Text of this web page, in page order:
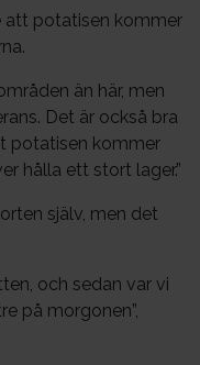
att potatisen kommer
än här, men
Det är också bra
potatisen kommer
hålla ett stort lager.”
själv, men det
och sedan var vi
på morgonen”,